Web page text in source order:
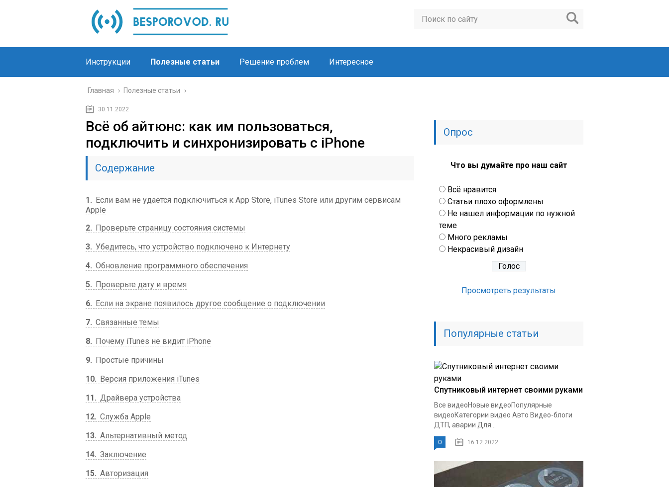
Инструкции Полезные статьи Решение проблем Интересное
Главная › Полезные статьи ›
30.11.2022
Всё об айтюнс: как им пользоваться,
подключить и синхронизировать c iPhone
Содержание
1
Если вам не удается подключиться к App Store, iTunes Store или другим сервисам
Apple
2
Проверьте страницу состояния системы
3 Убедитесь, что устройство подключено к Интернету
4 Обновление программного обеспечения
5
Проверьте дату и время
6
Если на экране появилось другое сообщение о подключении
7 Связанные темы
8
Почему iTunes не видит iPhone
9
Простые причины
10
Версия приложения iTunes
11
Драйвера устройства
12 Служба Apple
13 Альтернативный метод
14 Заключение
15 Авторизация
Опрос
Что вы думайте про наш сайт
Всё нравится
Статьи плохо оформлены
Не нашел информации по нужной
теме
Много рекламы
Некрасивый дизайн
Просмотреть результаты
Популярные статьи
Спутниковый интернет своими руками
Все видеоНовые видеоПопулярные
видеоКатегории видео Авто Видео-блоги
ДТП, аварии Для...
0 16.12.2022